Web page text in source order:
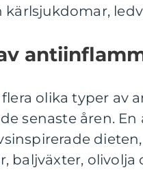
kärlsjukdomar,
olika typer av
senaste åren.
baljväxter,